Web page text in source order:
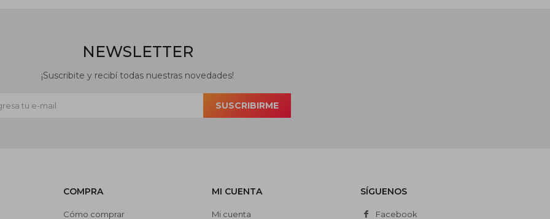
COMPRA
Cómo comprar
MI CUENTA
Mi cuenta
SÍGUENOS
Facebook
NEWSLETTER
¡Suscribite y recibí todas nuestras novedades!
SUSCRIBIRME